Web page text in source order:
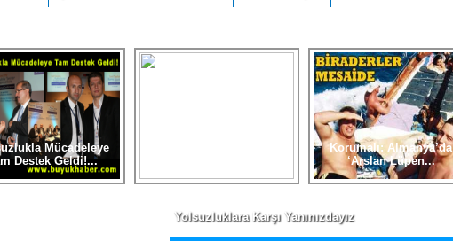
Mücadeleye
Destek Geldi!...
Korumalı: Almanya’da
‘Arslan Lüpen...
Yolsuzluklara Karşı Yanınızdayız